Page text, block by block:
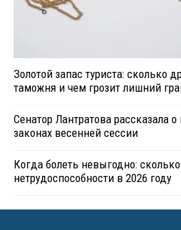
Золотой запас туриста: сколько
таможня и чем грозит лишний
Сенатор Лантратова рассказала
законах весенней сессии
Когда болеть невыгодно:
нетрудоспособности в 2026 году